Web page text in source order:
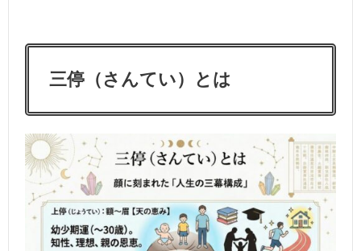
三停（さんてい）とは